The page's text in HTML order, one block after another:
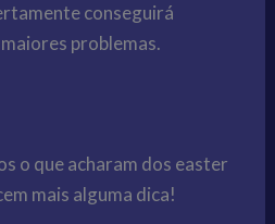
conseguirá
problemas.
o que acharam dos easter
mais alguma dica!